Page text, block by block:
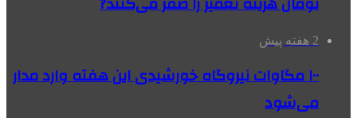
2 هفته پیش
۱۰۰ مگاوات نیروگاه‌ خورشیدی این هفته وارد مدار
می‌شود